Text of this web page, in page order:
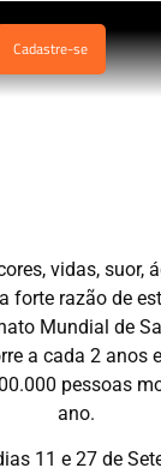
Cadastre-se
de Salvamento
vidas, suor,
forte razão de
Mundial de
a cada 2 anos
pessoas
ano.
11 e 27 de